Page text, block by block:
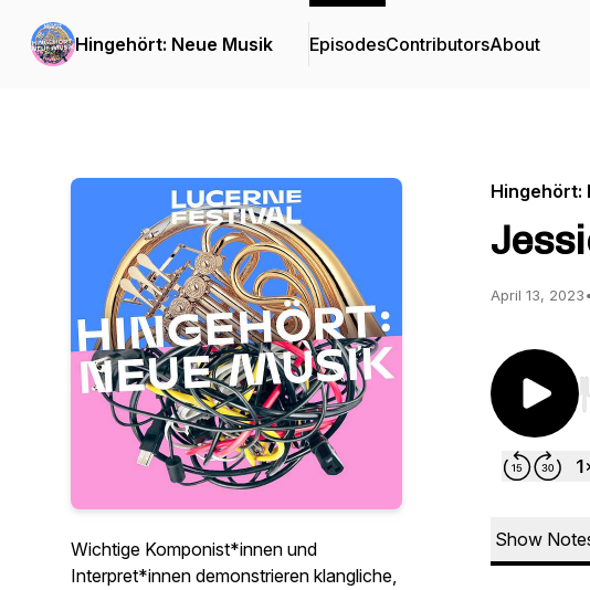
Hingehört: Neue Musik EpisodesContributorsAbout
Wichtige Komponist*innen und
Interpret*innen demonstrieren klangliche,
Hingehört:
April 13, 2023•
Show